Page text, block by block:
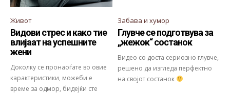
Живот
Видови стрес и како тие
влијаат на успешните
жени
Доколку се пронаоѓате во овие
карактеристики, можеби е
време за одмор, бидејќи сте
Забава и хумор
Глувче се подготвува за
„жежок“ состанок
Видео со доста сериозно глувче,
решено да изгледа перфектно
на својот состанок